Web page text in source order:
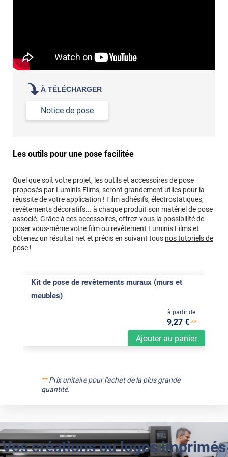
À TÉLÉCHARGER
Notice de pose
Les outils pour une pose facilitée
Quel que soit votre projet, les outils et accessoires de pose
proposés par Luminis Films, seront grandement utiles pour la
réussite de votre application ! Film adhésifs, électrostatiques,
revêtements décoratifs... à chaque produit son matériel de pose
associé. Grâce à ces accessoires, offrez-vous la possibilité de
poser vous-même votre film ou revêtement Luminis Films et
obtenez un résultat net et précis en suivant tous nos tutoriels de
pose !
Kit de pose de revêtements muraux (murs et
meubles)
Ajouter au panier
à partir de
9,27 €**
**Prix unitaire pour l'achat de la plus grande
quantité.
Vos créations ou logos imprimés